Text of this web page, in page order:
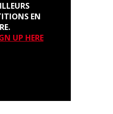
EN
UP HERE